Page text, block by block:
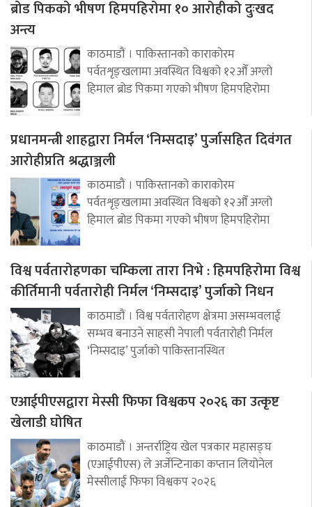
ब्रोड पिकको भीषण हिमपहिरोमा १० आरोहीको दुःखद
अन्त्य
काठमाडौं । पाकिस्तानको काराकोरम
पर्वतशृङ्खलामा अवस्थित विश्वको १२औँ अग्लो
हिमाल ब्रोड पिकमा गएको भीषण हिमपहिरोमा
प्रधानमन्त्री शाहद्वारा निर्मल ‘निम्सदाइ’ पुर्जासहित दिवंगत
आरोहीप्रति श्रद्धाञ्जली
काठमाडौं । पाकिस्तानको काराकोरम
पर्वतशृङ्खलामा अवस्थित विश्वको १२औँ अग्लो
हिमाल ब्रोड पिकमा गएको भीषण हिमपहिरोमा
विश्व पर्वतारोहणका चम्किला तारा निभे : हिमपहिरोमा विश्व
कीर्तिमानी पर्वतारोही निर्मल ‘निम्सदाइ’ पुर्जाको निधन
काठमाडौं । विश्व पर्वतारोहण क्षेत्रमा असम्भवलाई
सम्भव बनाउने साहसी नेपाली पर्वतारोही निर्मल
‘निम्सदाइ’ पुर्जाको पाकिस्तानस्थित
एआईपीएसद्वारा मेस्सी फिफा विश्वकप २०२६ का उत्कृष्ट
खेलाडी घोषित
काठमाडौं । अन्तर्राष्ट्रिय खेल पत्रकार महासङ्घ
(एआईपीएस) ले अर्जेन्टिनाका कप्तान लियोनेल
मेस्सीलाई फिफा विश्वकप २०२६